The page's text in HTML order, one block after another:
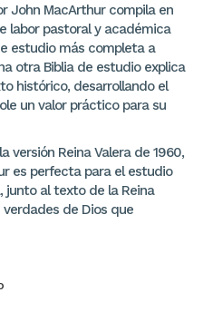
John MacArthur compila en
labor pastoral y académica
estudio más completa a
otra Biblia de estudio explica
histórico, desarrollando el
un valor práctico para su
versión Reina Valera de 1960,
es perfecta para el estudio
junto al texto de la Reina
de Dios que